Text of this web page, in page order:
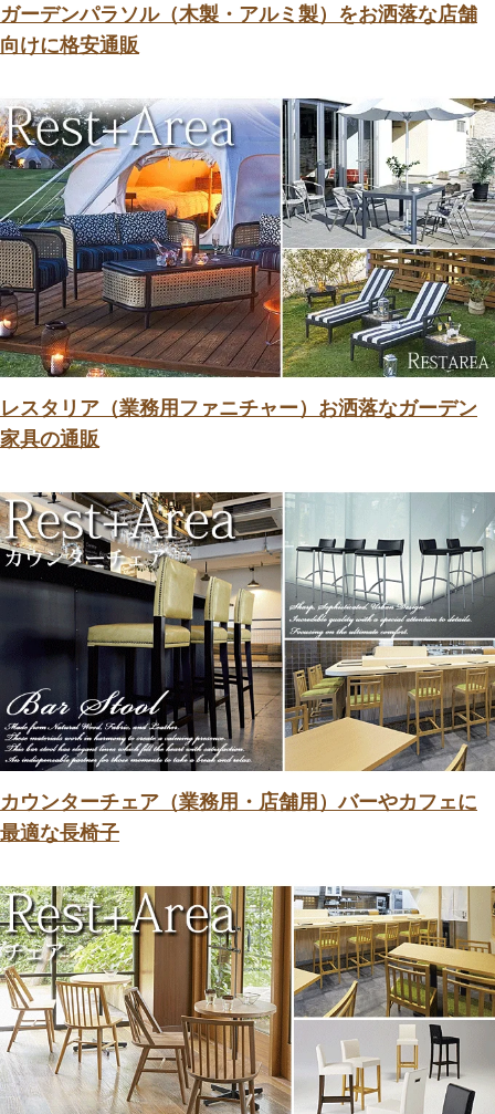
ガーデンパラソル（木製・アルミ製）をお洒落な店舗
向けに格安通販
レスタリア（業務用ファニチャー）お洒落なガーデン
家具の通販
カウンターチェア（業務用・店舗用）バーやカフェに
最適な長椅子